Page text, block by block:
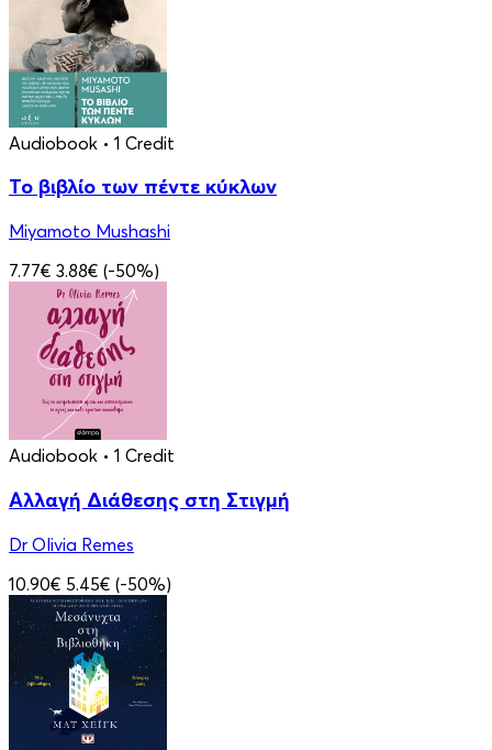
Audiobook • 1 Credit
Το βιβλίο των πέντε κύκλων
Miyamoto Mushashi
7.77€ 3.88€ (-50%)
Audiobook • 1 Credit
Αλλαγή Διάθεσης στη Στιγμή
Dr Olivia Remes
10.90€ 5.45€ (-50%)